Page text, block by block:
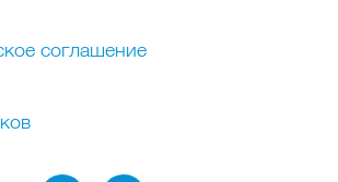
соглашение